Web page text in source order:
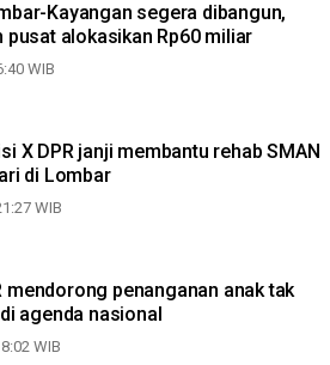
Kayangan segera dibangun,
pusat alokasikan Rp60 miliar
WIB
X DPR janji membantu rehab SMAN
di Lombar
WIB
mendorong penanganan anak tak
agenda nasional
WIB